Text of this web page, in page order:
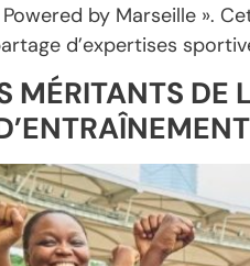
by Marseille ».
d’expertises
MÉRITANTS DE